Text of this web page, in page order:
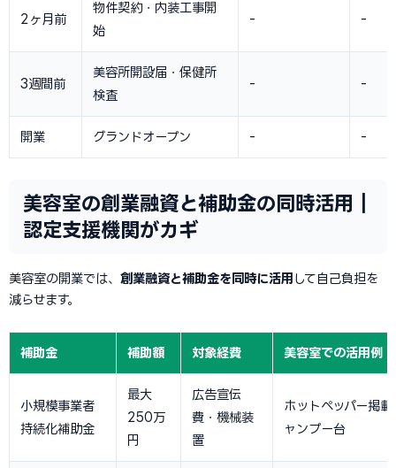
2ヶ月前
物件契約・内装工事開
始
- -
3週間前
美容所開設届・保健所
検査
- -
開業 グランドオープン - -
美容室の創業融資と補助金の同時活用｜
認定支援機関がカギ
美容室の開業では、 創業融資と補助金を同時に活用 して自己負担を
減らせます。
補助金 補助額 対象経費 美容室での活用例
小規模事業者
持続化補助金
最大
250万
円
広告宣伝
費・機械装
置
ホットペッパー掲
ャンプー台